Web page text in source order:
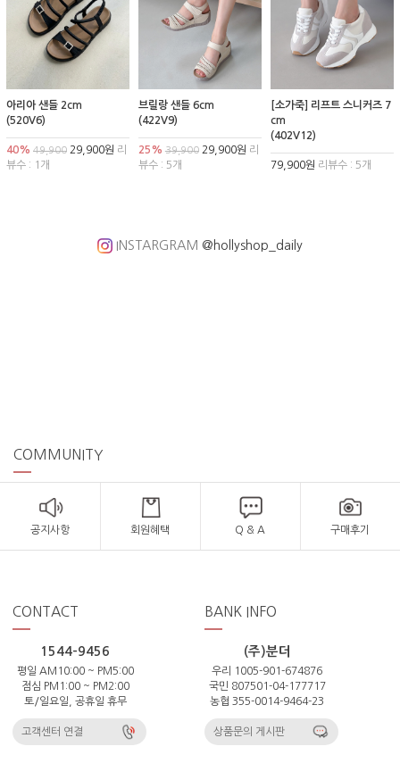
아리아 샌들 2cm
(520V6)
40% 49,900 29,900원 리
뷰수 : 1개
브릴랑 샌들 6cm
(422V9)
25% 39,90029,900원 리
뷰수 : 5개
[소가죽] 리프트 스니커즈 7
cm
(402V12)
79,900원 리뷰수 : 5개
INSTARGRAM @hollyshop_daily
COMMUNITY
공지사항 회원혜택 Q & A 구매후기
CONTACT
1544-9456
평일 AM10:00 ~ PM5:00
점심 PM1:00 ~ PM2:00
토/일요일, 공휴일 휴무
고객센터 연결
BANK INFO
(주)분더
우리 1005-901-674876
국민 807501-04-177717
농협 355-0014-9464-23
상품문의 게시판